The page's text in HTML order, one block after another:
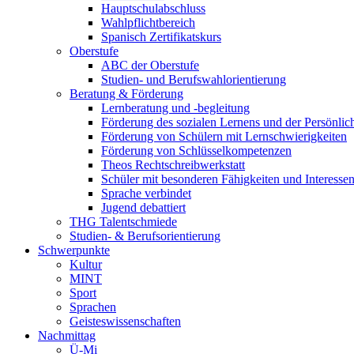
Hauptschulabschluss
Wahlpflichtbereich
Spanisch Zertifikatskurs
Oberstufe
ABC der Oberstufe
Studien- und Berufswahlorientierung
Beratung & Förderung
Lernberatung und -begleitung
Förderung des sozialen Lernens und der
Förderung von Schülern mit Lernschwierigkeiten
Förderung von Schlüsselkompetenzen
Theos Rechtschreibwerkstatt
Schüler mit besonderen Fähigkeiten und Interessen
Sprache verbindet
Jugend debattiert
THG Talentschmiede
Studien- & Berufsorientierung
Schwerpunkte
Kultur
MINT
Sport
Sprachen
Geisteswissenschaften
Nachmittag
Ü-Mi